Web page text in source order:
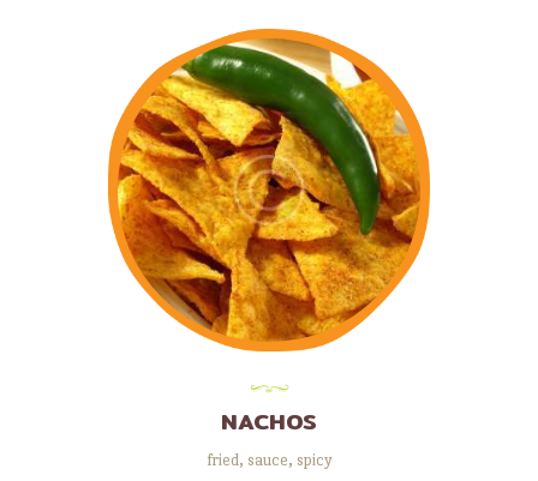
NACHOS
fried, sauce, spicy